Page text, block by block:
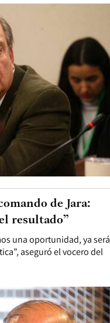
una oportunidad, ya será
aseguró el vocero del
de Jara:
resultado”